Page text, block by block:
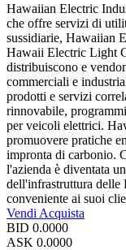
Hawaiian Electric
che offre servizi di
sussidiarie, Hawaiian
Hawaii Electric Light
distribuiscono e
commerciali e
prodotti e servizi
rinnovabile,
per veicoli elettrici.
promuovere pratiche
impronta di carbonio.
l'azienda è diventata
dell'infrastruttura delle
conveniente ai suoi
Vendi Acquista
BID 0.0000
ASK 0.0000